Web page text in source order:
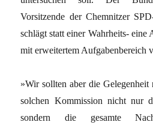
Vorsitzende der Chemnitzer
schlägt statt einer Wahrheits- eine
mit erweitertem Aufgabenbereich
»Wir sollten aber die Gelegenheit
solchen Kommission nicht nur
sondern die gesamte